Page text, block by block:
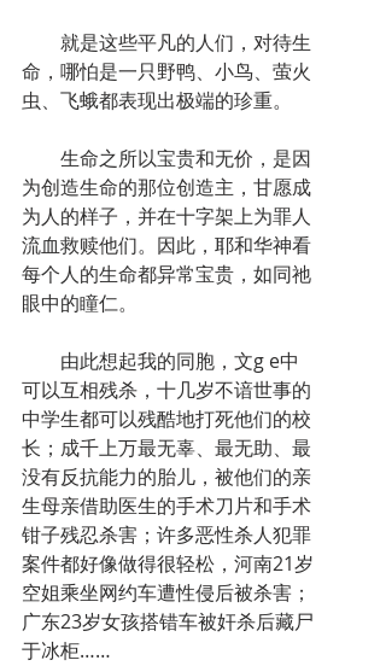
就是这些平凡的人们，对待生
命，哪怕是一只野鸭、小鸟、萤火
虫、飞蛾都表现出极端的珍重。
生命之所以宝贵和无价，是因
为创造生命的那位创造主，甘愿成
为人的样子，并在十字架上为罪人
流血救赎他们。因此，耶和华神看
每个人的生命都异常宝贵，如同祂
眼中的瞳仁。
由此想起我的同胞，文g e中
可以互相残杀，十几岁不谙世事的
中学生都可以残酷地打死他们的校
长；成千上万最无辜、最无助、最
没有反抗能力的胎儿，被他们的亲
生母亲借助医生的手术刀片和手术
钳子残忍杀害；许多恶性杀人犯罪
案件都好像做得很轻松，河南21岁
空姐乘坐网约车遭性侵后被杀害；
广东23岁女孩搭错车被奸杀后藏尸
于冰柜……